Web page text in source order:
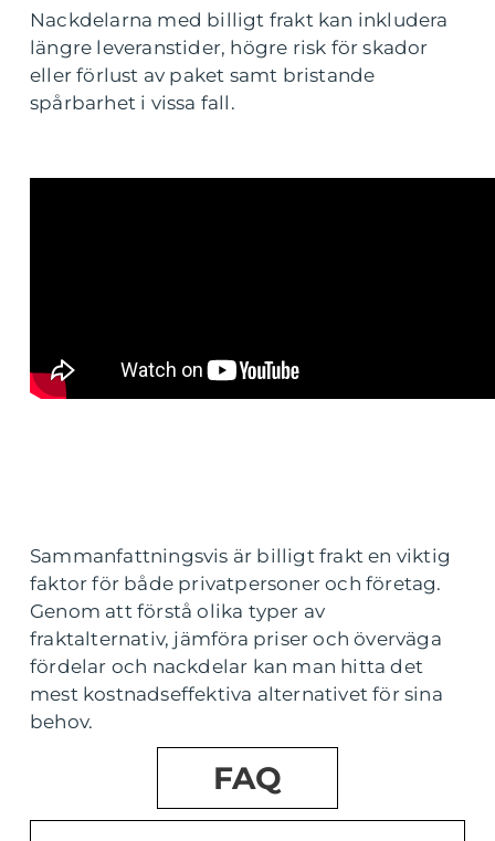
Nackdelarna med billigt frakt kan inkludera
längre leveranstider, högre risk för skador
eller förlust av paket samt bristande
spårbarhet i vissa fall.
Sammanfattningsvis är billigt frakt en viktig
faktor för både privatpersoner och företag.
Genom att förstå olika typer av
fraktalternativ, jämföra priser och överväga
fördelar och nackdelar kan man hitta det
mest kostnadseffektiva alternativet för sina
behov.
FAQ